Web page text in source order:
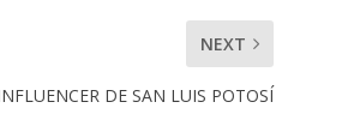
NEXT
DE SAN LUIS POTOSÍ